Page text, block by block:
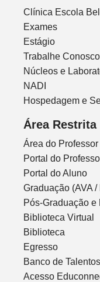
Clínica Escola
Exames
Estágio
Trabalhe Conosco
Núcleos e
NADI
Hospedagem e
Área Restrita
Área do Professor
Portal do
Portal do Aluno
Graduação (AVA /
Pós-Graduação e
Biblioteca Virtual
Biblioteca
Egresso
Banco de Talentos
Acesso